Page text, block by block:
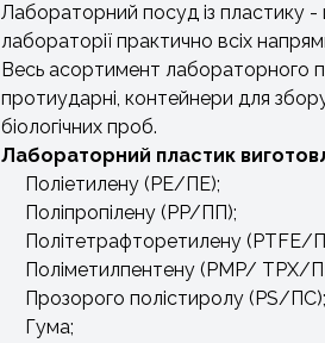
Лабораторний посуд із пластику
лабораторії практично всіх
Весь асортимент лабораторного
протиударні, контейнери для
біологічних проб.
Лабораторний пластик
Поліетилену (PE/ПЕ);
Поліпропілену (PP/ПП);
Політетрафторетилену (PTFE/
Поліметилпентену (PMP/ TPX/
Прозорого полістиролу (PS/ПС);
Гума;